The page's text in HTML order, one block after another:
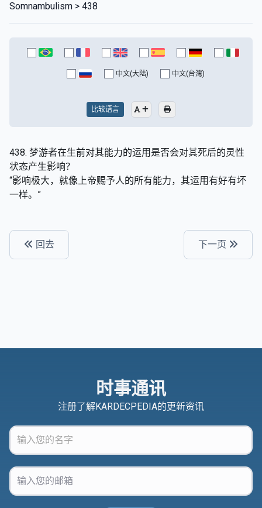
Somnambulism > 438
中文(大陆) 中文(台灣)
比较语言
438. 梦游者在生前对其能力的运用是否会对其死后的灵性
状态产生影响？
“影响极大，就像上帝赐予人的所有能力，其运用有好有坏
一样。”
回去 下一页
时事通讯
注册了解KARDECPEDIA的更新资讯